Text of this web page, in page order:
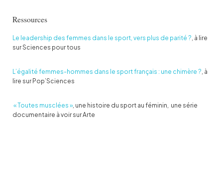
Ressources
Le leadership des femmes dans le sport, vers plus de parité ? , à lire
sur Sciences pour tous
L’égalité femmes-hommes dans le sport français : une chimère ? , à
lire sur Pop’Sciences
« Toutes musclées » , une histoire du sport au féminin, une série
documentaire à voir sur Arte